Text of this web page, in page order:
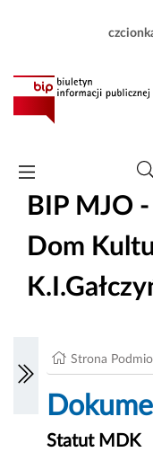
BIP MJO
Dom
Strona
Statut MDK